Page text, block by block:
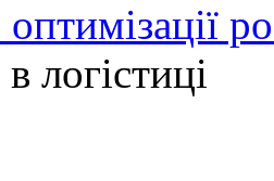
логістиці